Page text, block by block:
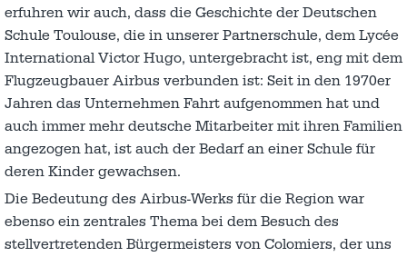
erfuhren wir auch, dass die Geschichte der Deutschen
Schule Toulouse, die in unserer Partnerschule, dem Lycée
International Victor Hugo, untergebracht ist, eng mit dem
Flugzeugbauer Airbus verbunden ist: Seit in den 1970er
Jahren das Unternehmen Fahrt aufgenommen hat und
auch immer mehr deutsche Mitarbeiter mit ihren Familien
angezogen hat, ist auch der Bedarf an einer Schule für
deren Kinder gewachsen.
Die Bedeutung des Airbus-Werks für die Region war
ebenso ein zentrales Thema bei dem Besuch des
stellvertretenden Bürgermeisters von Colomiers, der uns